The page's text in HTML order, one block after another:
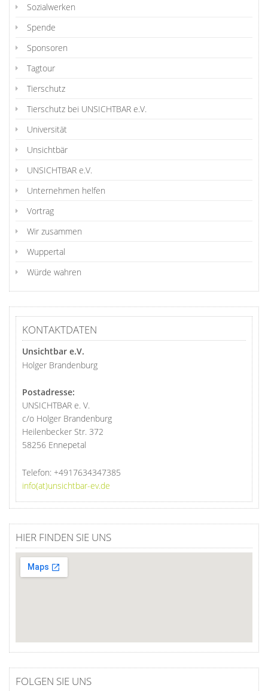
Sozialwerken
Spende
Sponsoren
Tagtour
Tierschutz
Tierschutz bei UNSICHTBAR e.V.
Universität
Unsichtbär
UNSICHTBAR e.V.
Unternehmen helfen
Vortrag
Wir zusammen
Wuppertal
Würde wahren
KONTAKTDATEN
Unsichtbar e.V.
Holger Brandenburg
Postadresse:
UNSICHTBAR e. V.
c/o Holger Brandenburg
Heilenbecker Str. 372
58256 Ennepetal
Telefon: +4917634347385
info(at)unsichtbar-ev.de
HIER FINDEN SIE UNS
FOLGEN SIE UNS